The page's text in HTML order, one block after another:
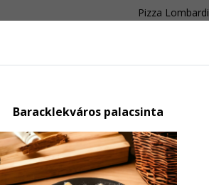
Pizza Lombardi
Baracklekváros palacsinta